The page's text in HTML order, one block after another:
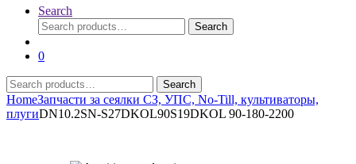
Search
Search
for:
Search
0
Search
for:
Search
HomeЗапчасти за сеялки СЗ, УПС, No-Till, культиваторы,
плугиDN10.2SN-S27DKOL90S19DKOL 90-180-2200